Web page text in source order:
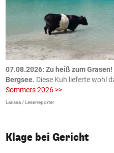
07.08.2026: Zu heiß zum
Bergsee. Diese Kuh lieferte wohl
Sommers 2026 >>
Larissa / Leserreporter
Klage bei Gericht